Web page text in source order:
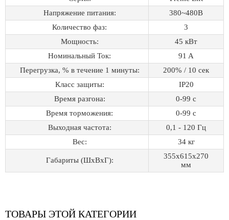
Напряжение питания:
380~480B
Количество фаз:
3
Мощность:
45 кВт
Номинальный Ток:
91 A
Перегрузка, % в течение 1 минуты:
200% / 10 сек
Класс защиты:
IP20
Время разгона:
0-99 с
Время торможения:
0-99 с
Выходная частота:
0,1 - 120 Гц
Вес:
34 кг
Габариты (ШхВхГ):
355x615x270
мм
ТОВАРЫ ЭТОЙ КАТЕГОРИИ